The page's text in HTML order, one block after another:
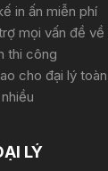
in ấn miễn phí
mọi vấn đề
thi công
cho đại lý
LÝ